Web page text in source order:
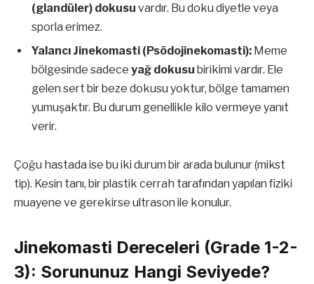
(glandüler) dokusu vardır. Bu doku diyetle veya
sporla erimez.
Yalancı Jinekomasti (Psödojinekomasti): Meme
bölgesinde sadece yağ dokusu birikimi vardır. Ele
gelen sert bir beze dokusu yoktur, bölge tamamen
yumuşaktır. Bu durum genellikle kilo vermeye yanıt
verir.
Çoğu hastada ise bu iki durum bir arada bulunur (mikst
tip). Kesin tanı, bir plastik cerrah tarafından yapılan fiziki
muayene ve gerekirse ultrason ile konulur.
Jinekomasti Dereceleri (Grade 1-2-
3): Sorununuz Hangi Seviyede?